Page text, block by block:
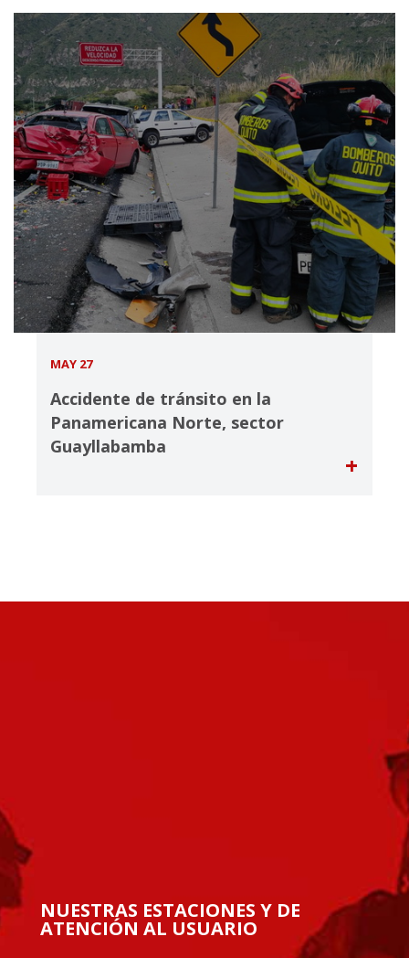
MAY 27
Accidente de tránsito en la
Panamericana Norte, sector
Guayllabamba
+
NUESTRAS ESTACIONES Y DE
ATENCIÓN AL USUARIO